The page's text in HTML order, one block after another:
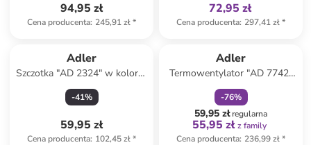
94,95 zł
Cena producenta: 245,91 zł*
72,95 zł
Cena producenta: 297,41 zł*
Adler
Szczotka "AD 2324" w kolorze
zielonym do loków
-41%
59,95 zł
Cena producenta: 102,45 zł*
Adler
Termowentylator "AD 7742"
w kolorze czarnym
-76%
59,95 złregularna
55,95 zł z family
Cena producenta: 236,99 zł*